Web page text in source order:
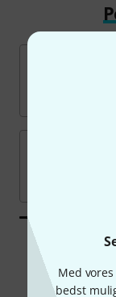
Med
bedst